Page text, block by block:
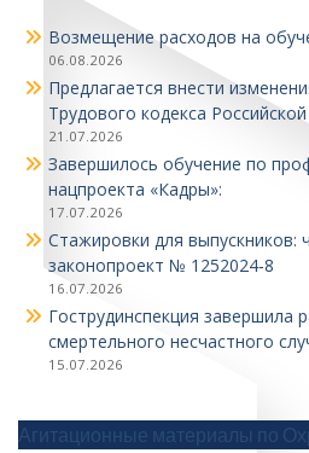
Возмещение расходов на
06.08.2026
Предлагается внести
Трудового кодекса
21.07.2026
Завершилось обучение по
нацпроекта «Кадры»:
17.07.2026
Стажировки для выпускников:
законопроект № 1252024‑8
16.07.2026
Гострудинспекция завершила
смертельного несчастного
15.07.2026
Агитационные материалы по